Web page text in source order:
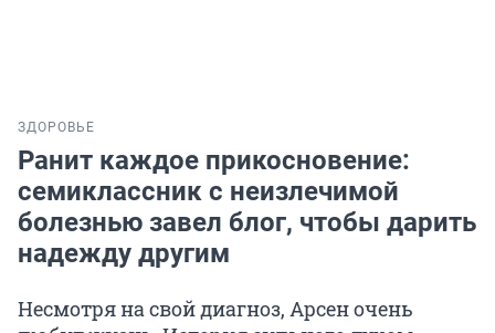
ЗДОРОВЬЕ
Ранит каждое прикосновение:
семиклассник с неизлечимой
болезнью завел блог, чтобы дарить
надежду другим
Несмотря на свой диагноз, Арсен очень